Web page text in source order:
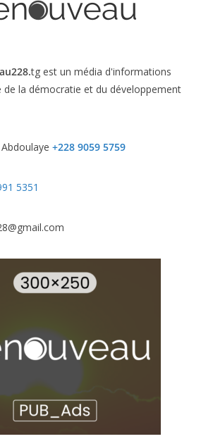
tg est un média d'informations
de la démocratie et du développement
Abdoulaye +228 9059 5759
5351